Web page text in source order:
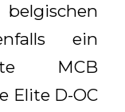
ein
MCB
Elite D-OC